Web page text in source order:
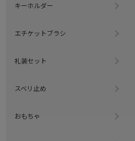
キーホルダー
エチケットブラシ
礼装セット
スベリ止め
おもちゃ